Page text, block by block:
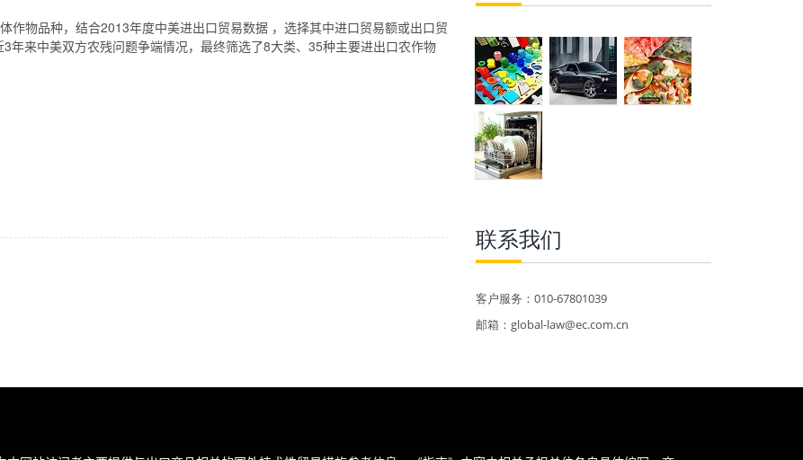
作物品种，结合2013年度中美进出口贸易数据 ，选择其中进口贸易额或出口贸
年来中美双方农残问题争端情况，最终筛选了8大类、35种主要进出口农作物
联系我们
客户服务：010-67801039
邮箱：global-law@ec.com.cn